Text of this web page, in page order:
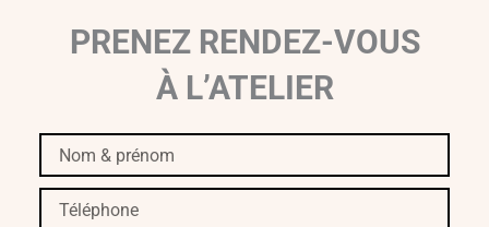
PRENEZ RENDEZ-VOUS
À L’ATELIER
prénom